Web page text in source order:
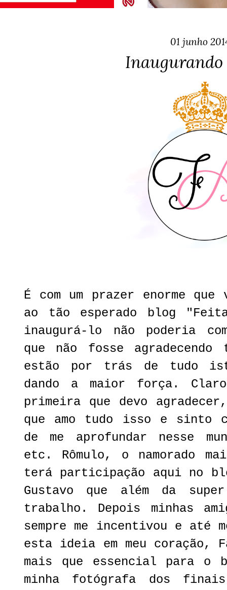
01 junho
Inaugurando
É com um prazer enorme
ao tão esperado blog
inaugurá-lo não poderia
que não fosse agradecendo
estão por trás de tudo
dando a maior força.
primeira que devo
que amo tudo isso e sinto
de me aprofundar nesse
etc. Rômulo, o namorado
terá participação aqui no
Gustavo que além da
trabalho . Depois minhas
sempre me incentivou e até
esta ideia em meu coração,
mais que essencial para o
minha fotógrafa dos finais